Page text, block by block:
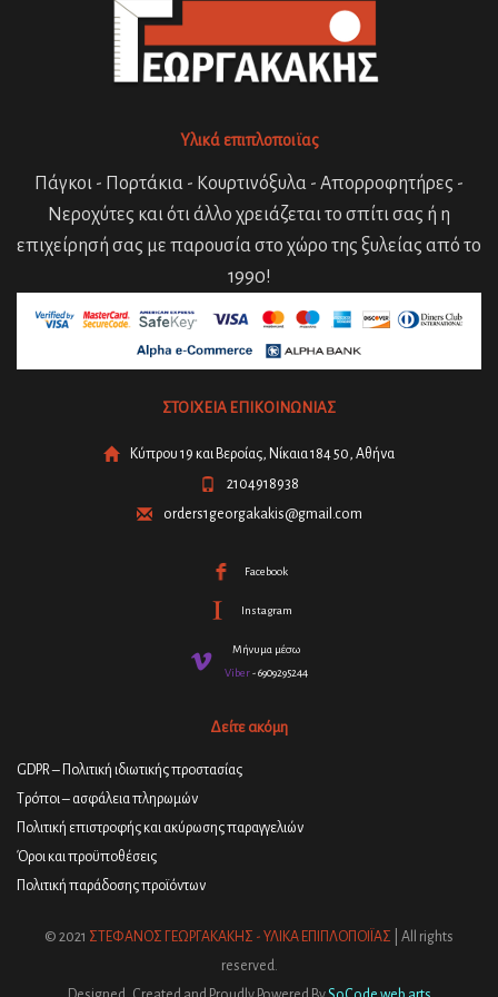
Υλικά επιπλοποιϊας
Πάγκοι - Πορτάκια - Κουρτινόξυλα - Απορροφητήρες -
Νεροχύτες και ότι άλλο χρειάζεται το σπίτι σας ή η
επιχείρησή σας με παρουσία στο χώρο της ξυλείας από το
1990!
ΣΤΟΙΧΕΙΑ ΕΠΙΚΟΙΝΩΝΙΑΣ
Κύπρου 19 και Βεροίας, Νίκαια 184 50, Αθήνα
2104918938
orders1georgakakis@gmail.com
Facebook
Instagram
Μήνυμα μέσω
Viber- 6909295244
Δείτε ακόμη
GDPR – Πολιτική ιδιωτικής προστασίας
Τρόποι – ασφάλεια πληρωμών
Πολιτική επιστροφής και ακύρωσης παραγγελιών
Όροι και προϋποθέσεις
Πολιτική παράδοσης προϊόντων
© 2021 ΣΤΕΦΑΝΟΣ ΓΕΩΡΓΑΚΑΚΗΣ - ΥΛΙΚΑ ΕΠΙΠΛΟΠΟΙΪΑΣ | All rights
reserved.